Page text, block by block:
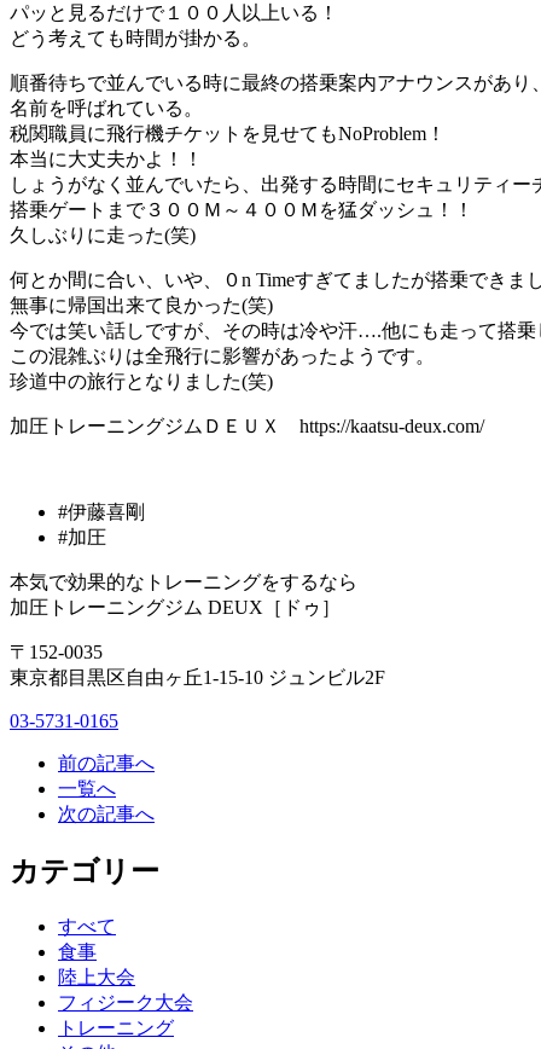
パッと見るだけで１００人以上いる！
どう考えても時間が掛かる。
順番待ちで並んでいる時に最終の搭乗案内アナウンスがあり
名前を呼ばれている。
税関職員に飛行機チケットを見せてもNoProblem！
本当に大丈夫かよ！！
しょうがなく並んでいたら、出発する時間にセキュリティー
搭乗ゲートまで３００Ｍ～４００Ｍを猛ダッシュ！！
久しぶりに走った(笑)
何とか間に合い、いや、０n Timeすぎてましたが搭乗できま
無事に帰国出来て良かった(笑)
今では笑い話しですが、その時は冷や汗….他にも走って搭
この混雑ぶりは全飛行に影響があったようです。
珍道中の旅行となりました(笑)
加圧トレーニングジムＤＥＵＸ https://kaatsu-deux.com/
#伊藤喜剛
#加圧
本気で効果的なトレーニングをするなら
加圧トレーニングジム DEUX［ドゥ］
〒152-0035
東京都目黒区自由ヶ丘1-15-10 ジュンビル2F
03-5731-0165
前の記事へ
一覧へ
次の記事へ
カテゴリー
すべて
食事
陸上大会
フィジーク大会
トレーニング